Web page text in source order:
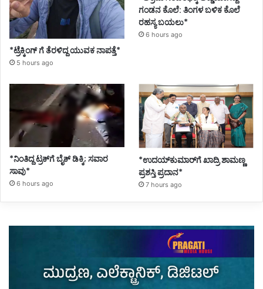
*ಟ್ರೆಕ್ಕಿಂಗ್ ಗೆ ತೆರಳಿದ್ದ ಯುವಕ ನಾಪತ್ತೆ*
5 hours ago
ಗಂಡನ ಕೊಲೆ: ತಿಂಗಳ ಬಳಿಕ ಕೊಲೆ
ರಹಸ್ಯ ಬಯಲು*
6 hours ago
*ನಿಂತಿದ್ದ ಟ್ರಕ್‌ಗೆ ಬೈಕ್ ಡಿಕ್ಕಿ; ಸವಾರ
ಸಾವು*
6 hours ago
*ಉದಯ್‌ಕುಮಾರ್‌ಗೆ ಖಾದ್ರಿ ಶಾಮಣ್ಣ
ಪ್ರಶಸ್ತಿ ಪ್ರದಾನ*
7 hours ago